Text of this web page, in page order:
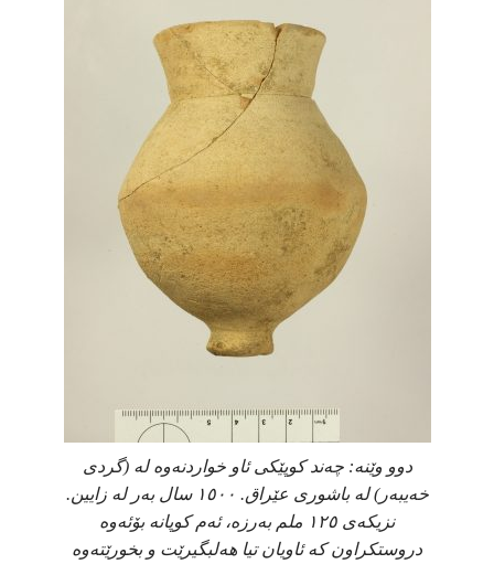
دوو وێنە: چەند کوپێکی ئاو خواردنەوە لە (گردی
خەیبەر) لە باشوری عێراق. ١٥٠٠ سال بەر لە زایین.
نزیکەی ١٢٥ ملم بەرزە، ئەم کوپانە بۆئەوە
دروستکراون کە ئاویان تیا هەلبگیرێت و بخورێتەوە